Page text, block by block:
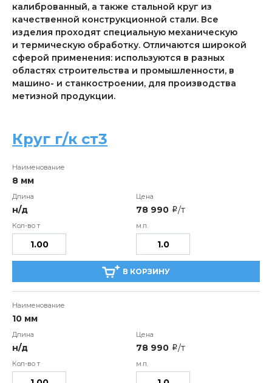
калиброванный, а также стальной круг из
качественной конструкционной стали. Все
изделия проходят специальную механическую
и термическую обработку. Отличаются широкой
сферой применения: используются в разных
областях строительства и промышленности, в
машино- и станкостроении, для производства
метизной продукции.
Круг г/к ст3
8 мм
н/д 78 990 i/т
В КОРЗИНУ
10 мм
н/д 78 990 i/т